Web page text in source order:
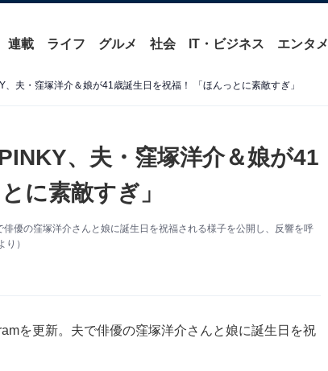
連載 ライフ グルメ 社会 IT・ビジネス エンタメ
、夫・窪塚洋介＆娘が41歳誕生日を祝福！ 「ほんっとに素敵すぎ」
、夫・窪塚洋介＆娘が41
に素敵すぎ」
優の窪塚洋介さんと娘に誕生日を祝福される様子を公開し、反響を呼
）
を更新。夫で俳優の窪塚洋介さんと娘に誕生日を祝